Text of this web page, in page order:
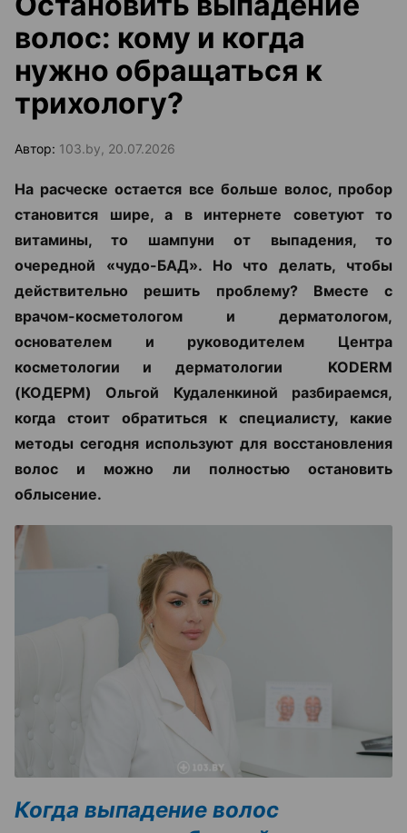
волос: кому и когда
нужно обращаться к
трихологу?
Автор: 103.by, 20.07.2026
На расческе остается все больше волос, пробор
становится шире, а в интернете советуют то
витамины, то шампуни от выпадения, то
очередной «чудо-БАД». Но что делать, чтобы
действительно решить проблему? Вместе с
врачом-косметологом и дерматологом,
основателем и руководителем Центра
косметологии и дерматологии KODERM
(КОДЕРМ) Ольгой Кудаленкиной разбираемся,
когда стоит обратиться к специалисту, какие
методы сегодня используют для восстановления
волос и можно ли полностью остановить
облысение.
Когда выпадение волос